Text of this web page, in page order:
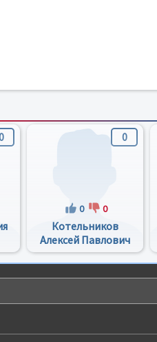
0
0 0
Котельников
Алексей Павлович